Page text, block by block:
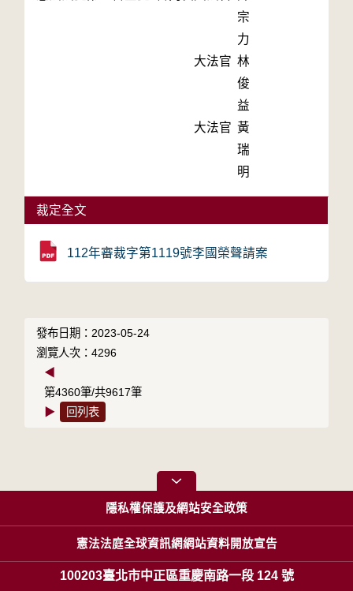
宗
力
大法官 林
俊
益
大法官 黃
瑞
明
裁定全文
112年審裁字第1119號李國榮聲請案
發布日期：2023-05-24
瀏覽人次：4296
◀
第4360筆/共9617筆
▶
回列表
隱私權保護及網站安全政策
憲法法庭全球資訊網網站資料開放宣告
100203臺北市中正區重慶南路一段 124 號